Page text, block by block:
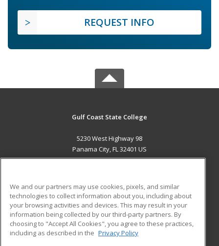
REQUEST INFO
Gulf Coast State College
5230 West Highway 98
Panama City, FL 32401 US
ADDITIONAL RESOURCES
Military
Financial Assistance
Help
Student Blog
We and our partners may use cookies, pixels, and similar
technologies to collect information about you, including about
your browsing activities and devices. This may result in your
information being collected by our third-party partners. By
choosing to "Accept All Cookies", you agree to these practices,
including as described in the Privacy Policy